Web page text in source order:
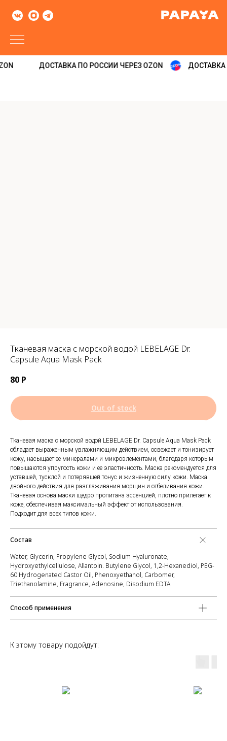
ДОСТАВКА ПО РОССИИ ЧЕРЕЗ OZON ДОСТАВКА
Тканевая маска с морской водой LEBELAGE Dr.
Capsule Aqua Mask Pack
80 Р
Out of stock
Тканевая маска с морской водой LEBELAGE Dr. Capsule Aqua Mask Pack
обладает выраженным увлажняющим действием, освежает и тонизирует
кожу, насыщает ее минералами и микроэлементами, благодаря которым
повышаются упругость кожи и ее эластичность. Маска рекомендуется для
уставшей, тусклой и потерявшей тонус и жизненную силу кожи. Маска
двойного действия для разглаживания морщин и отбеливания кожи.
Тканевая основа маски щедро пропитана эссенцией, плотно прилегает к
коже, обеспечивая максимальный эффект от использования.
Подходит для всех типов кожи.
Состав
Water, Glycerin, Propylene Glycol, Sodium Hyaluronate,
Hydroxyethylcellulose, Allantoin. Butylene Glycol, 1,2-Hexanediol, PEG-
60 Hydrogenated Castor Oil, Phenoxyethanol, Carbomer,
Triethanolamine, Fragrance, Adenosine, Disodium EDTA
Способ применения
К этому товару подойдут: